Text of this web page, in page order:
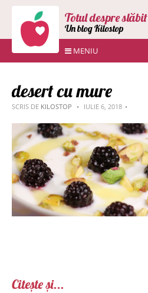
Totul despre slăbit
Un blog Kilostop
MENIU
desert cu mure
SCRIS DE KILOSTOP IULIE 6, 2018
Citește și...